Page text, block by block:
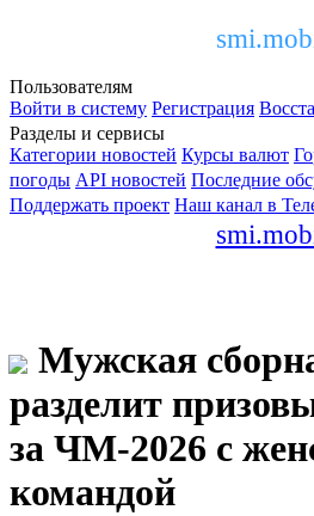
Пользователям
Войти в систему Регистрация
Разделы и сервисы
Категории новостей Курсы валют
погоды API новостей Последние
Поддержать проект Наш канал в
Мужская
разделит
за ЧМ-2026 с
командой